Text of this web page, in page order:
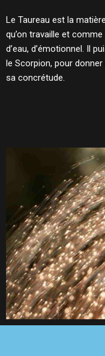
Le Taureau est la
qu’on travaille et
d’eau, d’émotionnel. Il
le Scorpion, pour donner
sa concrétude.